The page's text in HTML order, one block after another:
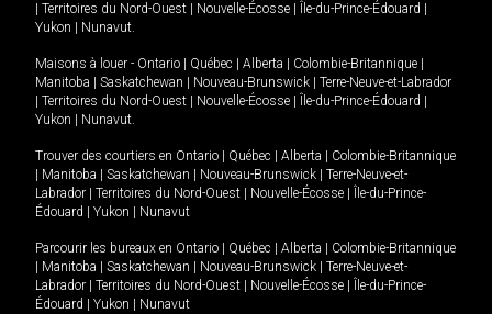
Territoires du Nord-Ouest Nouvelle-Écosse Île-du-Prince-Édouard
Yukon
Nunavut.
Maisons à louer - Ontario Québec Alberta Colombie-Britannique
Manitoba
Saskatchewan Nouveau-Brunswick
Terre-Neuve-et-Labrador
Territoires du Nord-Ouest Nouvelle-Écosse Île-du-Prince-Édouard
Yukon
Nunavut.
Trouver des courtiers en Ontario Québec Alberta
Colombie-Britannique
Manitoba Saskatchewan Nouveau-Brunswick
Terre-Neuve-et-
Labrador
Territoires du Nord-Ouest Nouvelle-Écosse
Île-du-Prince-
Édouard
Yukon Nunavut
Parcourir les bureaux en Ontario Québec Alberta
Colombie-Britannique
Manitoba Saskatchewan Nouveau-Brunswick
Terre-Neuve-et-
Labrador
Territoires du Nord-Ouest Nouvelle-Écosse
Île-du-Prince-
Édouard
Yukon Nunavut